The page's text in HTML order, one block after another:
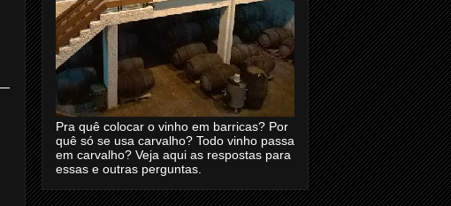
Pra quê colocar o vinho em barricas? Por
quê só se usa carvalho? Todo vinho passa
em carvalho? Veja aqui as respostas para
essas e outras perguntas.